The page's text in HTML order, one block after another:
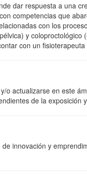
dar respuesta a una
competencias que
con los
y
con un
o actualizarse en este
de la exposición
de innovación y